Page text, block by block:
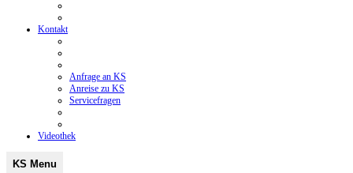
Kontakt
Anfrage an KS
Anreise zu KS
Servicefragen
Videothek
KS Menu